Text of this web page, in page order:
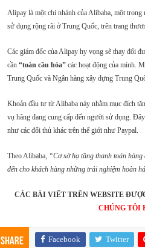
Alipay là một chi nhánh của Alibaba, một
sử dụng rộng rãi ở Trung Quốc, trên trang
Các giám đốc của Alipay hy vọng sẽ thay đổi
cần “toàn cầu hóa”các hoạt động của mình.
Trung Quốc và Ngân hàng xây dựng Trung
Khoản đầu tư từ Alibaba này nhằm mục đích
vụ hãng đang cung cấp đến người sử dụng.
như các đối thủ khác trên thế giới như Paypal.
Theo Alibaba, “Cơ sở hạ tầng thanh toán
đến cho khách hàng những trải nghiệm hoàn
CÁC BÀI VIẾT TRÊN WEBSITE
CHÚNG TÔI
Share Facebook Twitter